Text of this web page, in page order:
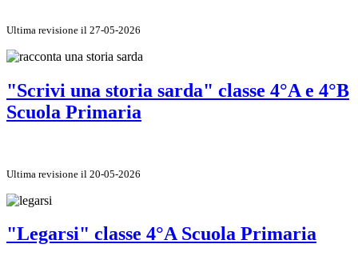
Ultima revisione il 27-05-2026
"Scrivi una storia sarda" classe 4°A e 4°B
Scuola Primaria
Ultima revisione il 20-05-2026
"Legarsi" classe 4°A Scuola Primaria